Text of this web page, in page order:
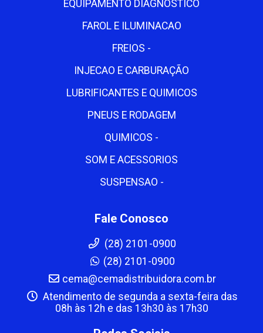
EQUIPAMENTO DIAGNOSTICO
FAROL E ILUMINACAO
FREIOS -
INJECAO E CARBURAÇÃO
LUBRIFICANTES E QUIMICOS
PNEUS E RODAGEM
QUIMICOS -
SOM E ACESSORIOS
SUSPENSAO -
Fale Conosco
(28) 2101-0900
(28) 2101-0900
cema@cemadistribuidora.com.br
Atendimento de segunda a sexta-feira das
08h às 12h e das 13h30 às 17h30